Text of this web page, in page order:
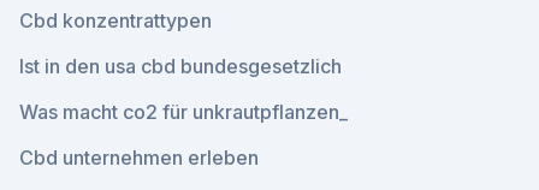
Cbd konzentrattypen
Ist in den usa cbd bundesgesetzlich
Was macht co2 für unkrautpflanzen_
Cbd unternehmen erleben